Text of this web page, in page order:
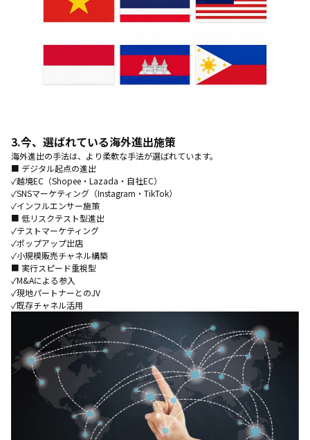
3.今、選ばれている海外進出施策
海外進出の手法は、より柔軟な手法が選ばれています。
■ デジタル起点の進出
✓越境EC（Shopee・Lazada・自社EC）
✓SNSマーケティング（Instagram・TikTok）
✓インフルエンサー施策
■ 低リスクテスト型進出
✓テストマーケティング
✓ポップアップ出店
✓小規模販売チャネル構築
■ 実行スピード重視型
✓M&Aによる参入
✓現地パートナーとのJV
✓既存チャネル活用